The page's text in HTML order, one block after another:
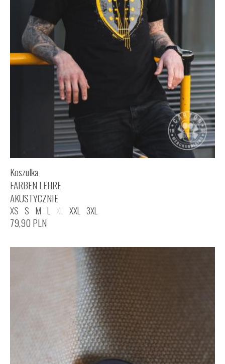
Koszulka
FARBEN LEHRE
AKUSTYCZNIE
XS S M L XL XXL 3XL
79,90 PLN